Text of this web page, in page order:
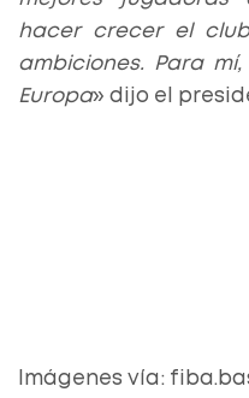
hacer crecer el
ambiciones. Para
Europa» dijo el
Imágenes vía: